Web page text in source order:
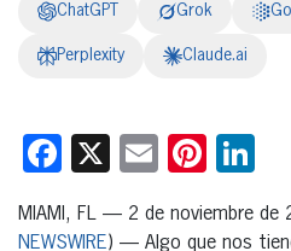
ChatGPT Grok
Perplexity Claude.ai
Facebook
X Email
MIAMI, FL — 2 de noviembre
NEWSWIRE) — Algo que nos